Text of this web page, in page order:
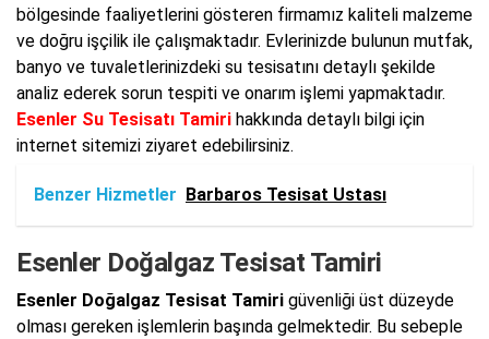
bölgesinde faaliyetlerini gösteren firmamız kaliteli malzeme
ve doğru işçilik ile çalışmaktadır. Evlerinizde bulunun mutfak,
banyo ve tuvaletlerinizdeki su tesisatını detaylı şekilde
analiz ederek sorun tespiti ve onarım işlemi yapmaktadır.
Esenler Su Tesisatı Tamiri hakkında detaylı bilgi için
internet sitemizi ziyaret edebilirsiniz.
Benzer Hizmetler Barbaros Tesisat Ustası
Esenler Doğalgaz Tesisat Tamiri
Esenler Doğalgaz Tesisat Tamiri güvenliği üst düzeyde
olması gereken işlemlerin başında gelmektedir. Bu sebeple